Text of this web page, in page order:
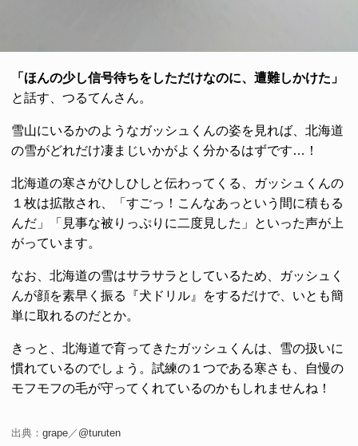
「ほんの少し信号待ちをしただけなのに、遭難しかけた」
と話す、つるてんさん。
雪山にいるかのようなガッシュくんの姿を見れば、北海道
の雪がどれだけ凄まじいかがよく分かるはずです…！
北海道の寒さがひしひしと伝わってくる、ガッシュくんの
１枚は拡散され、「すごっ！こんなあっという間に積もる
んだ」「見事な被りっぷりに二度見した」といった声が上
がっています。
なお、北海道の雪はサラサラとしているため、ガッシュく
んが顔を素早く振る『犬ドリル』をするだけで、いとも簡
単に取れるのだとか。
きっと、北海道で育ってきたガッシュくんは、雪の扱いに
慣れているのでしょう。試練の１つである寒さも、自慢の
モフモフの毛が守ってくれているのかもしれませんね！
出典： grape／ @turuten